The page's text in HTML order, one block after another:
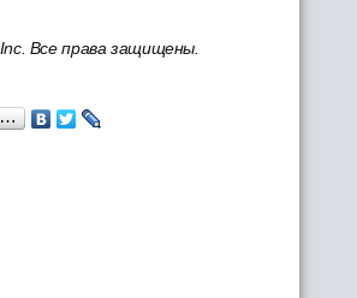
Все права защищены.